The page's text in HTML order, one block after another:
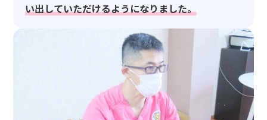
い出していただけるようになりました。